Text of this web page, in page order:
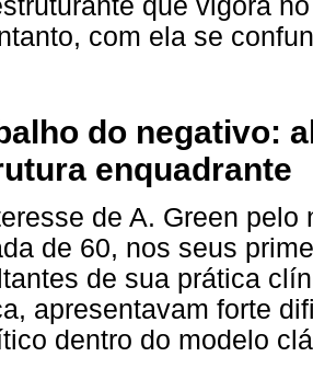
que vigora
com ela se
do negativo:
enquadrante
de A. Green
de 60, nos seus
de sua prática
apresentavam forte
dentro do modelo